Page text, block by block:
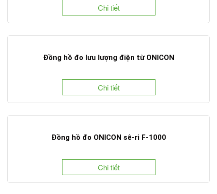
Chi tiết
Đồng hồ đo lưu lượng điện từ ONICON
Chi tiết
Đồng hồ đo ONICON sê-ri F-1000
Chi tiết